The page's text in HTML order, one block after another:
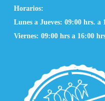
Horarios:
Lunes a Jueves: 09:00 hrs. a
Viernes: 09:00 hrs a 16:00